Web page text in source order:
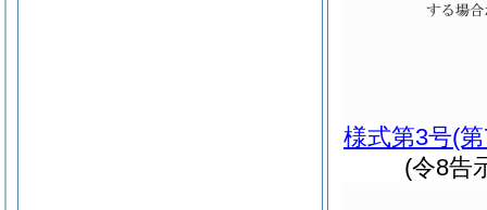
様式第3号(
(令8告